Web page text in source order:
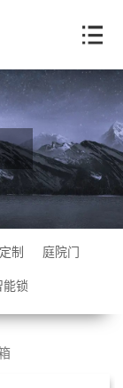
制
庭院门
能锁